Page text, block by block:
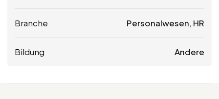
Branche Personalwesen, HR
Bildung Andere